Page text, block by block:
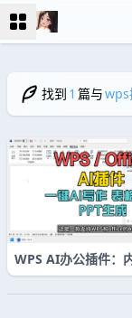
找到 1 篇与wps
WPS AI办公插件：
模型，智能赋能文档